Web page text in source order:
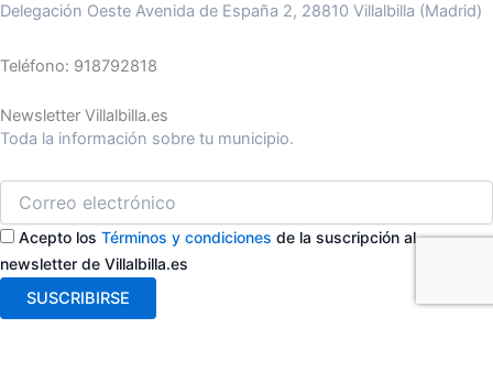
Delegación Oeste Avenida de España 2, 28810 Villalbilla (Madrid)
Teléfono: 918792818
Newsletter Villalbilla.es
Toda la información sobre tu municipio.
Acepto los Términos y condiciones de la suscripción al
newsletter de Villalbilla.es
SUSCRIBIRSE